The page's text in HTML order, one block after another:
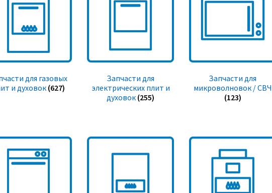
для газовых
и духовок (627)
Запчасти для
электрических плит и
духовок (255)
Запчасти для
микроволновок / СВЧ
(123)